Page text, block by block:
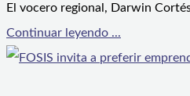
El vocero regional, Darwin
Continuar leyendo ...